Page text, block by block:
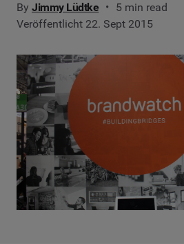
By Jimmy Lüdtke
5 min read
Veröffentlicht 22. Sept 2015